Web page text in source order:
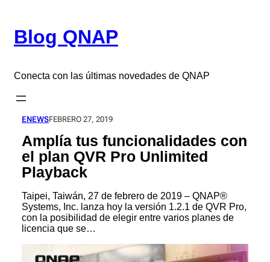
contenido
Blog QNAP
Conecta con las últimas novedades de QNAP
ENEWSFEBRERO 27, 2019
Amplía tus funcionalidades con
el plan QVR Pro Unlimited
Playback
Taipei, Taiwán, 27 de febrero de 2019 – QNAP®
Systems, Inc. lanza hoy la versión 1.2.1 de QVR Pro,
con la posibilidad de elegir entre varios planes de
licencia que se…